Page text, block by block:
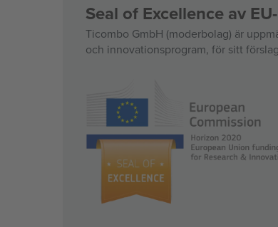
Seal of Excellence av
Ticombo GmbH (moderbolag) är
och innovationsprogram, för sitt